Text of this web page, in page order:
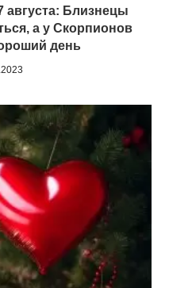
августа: Близнецы
а у Скорпионов
день